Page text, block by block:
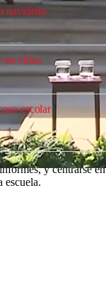
navideño
en video
escolar
y centrarse en
escuela.